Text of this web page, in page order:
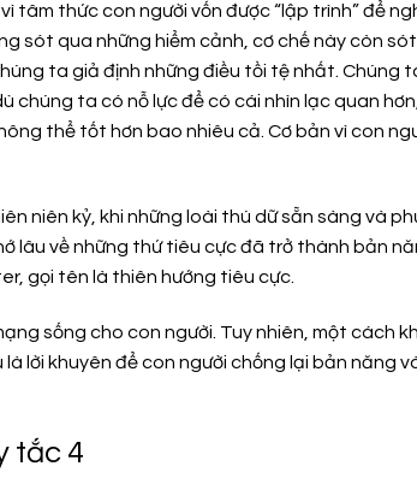
tâm thức con người vốn được “lập trình” để
sót qua những hiểm cảnh, cơ chế này còn
ta giả định những điều tồi tệ nhất. Chúng
chúng ta có nỗ lực để có cái nhìn lạc quan
thể tốt hơn bao nhiêu cả. Cơ bản vì con
niên kỷ, khi những loài thú dữ sẵn sàng và
lâu về những thứ tiêu cực đã trở thành bản
gọi tên là thiên hướng tiêu cực.
sống cho con người. Tuy nhiên, một cách
lời khuyên để con người chống lại bản năng
tắc 4